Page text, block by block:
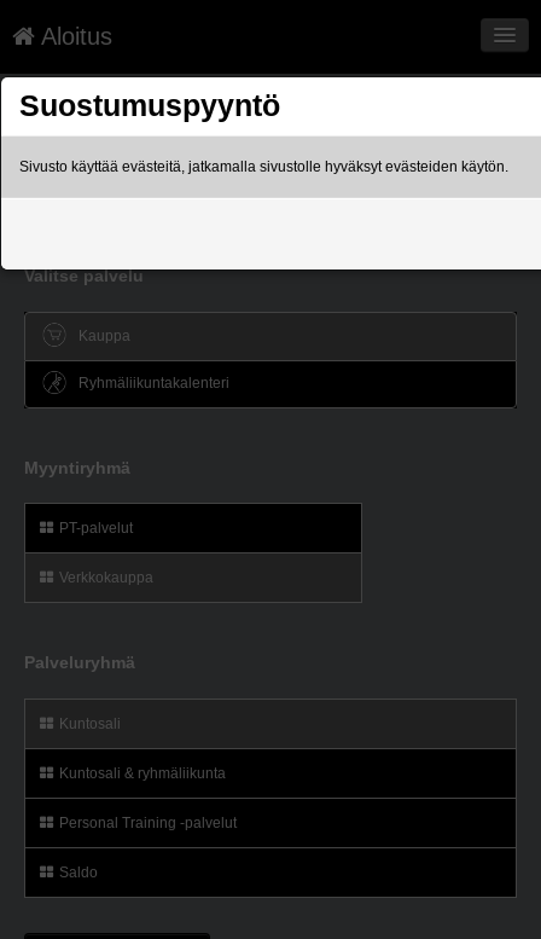
Aloitus
viherlaakso.fi
Kieli: FI
Valitse palvelu
Kauppa
Ryhmäliikuntakalenteri
Myyntiryhmä
PT-palvelut
Verkkokauppa
Palveluryhmä
Kuntosali
Kuntosali & ryhmäliikunta
Personal Training -palvelut
Saldo
Suostumuspyyntö
Sivusto käyttää evästeitä, jatkamalla sivustolle hyväksyt evästeiden käytön.